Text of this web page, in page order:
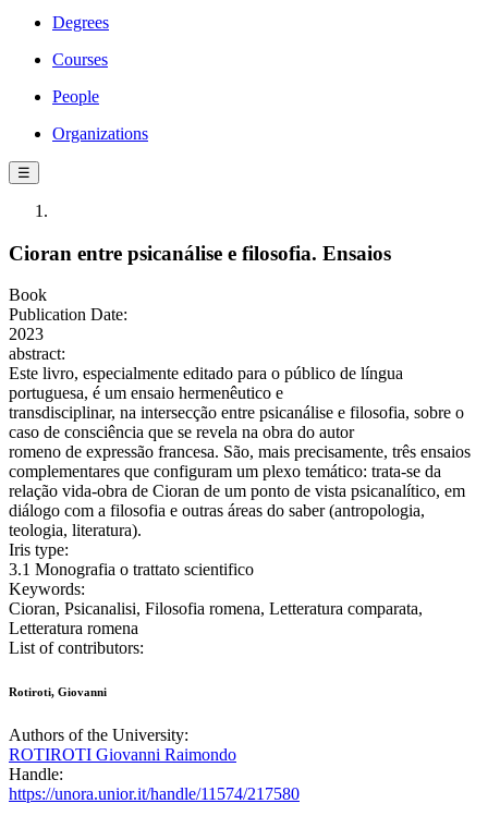
Degrees
Courses
People
Organizations
☰
Cioran entre psicanálise e filosofia. Ensaios
Book
Publication Date:
2023
abstract:
Este livro, especialmente editado para o público de língua
portuguesa, é um ensaio hermenêutico e
transdisciplinar, na intersecção entre psicanálise e filosofia, sobre o
caso de consciência que se revela na obra do autor
romeno de expressão francesa. São, mais precisamente, três ensaios
complementares que configuram um plexo temático: trata-se da
relação vida-obra de Cioran de um ponto de vista psicanalítico, em
diálogo com a filosofia e outras áreas do saber (antropologia,
teologia, literatura).
Iris type:
3.1 Monografia o trattato scientifico
Keywords:
Cioran, Psicanalisi, Filosofia romena, Letteratura comparata,
Letteratura romena
List of contributors:
Rotiroti, Giovanni
Authors of the University:
ROTIROTI Giovanni Raimondo
Handle:
https://unora.unior.it/handle/11574/217580